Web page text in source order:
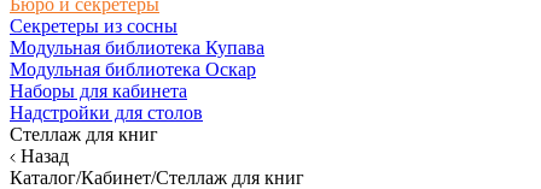
Бюро и секретеры
Секретеры из сосны
Модульная библиотека Купава
Модульная библиотека Оскар
Наборы для кабинета
Надстройки для столов
Стеллаж для книг
Назад
Каталог/Кабинет/Стеллаж для книг